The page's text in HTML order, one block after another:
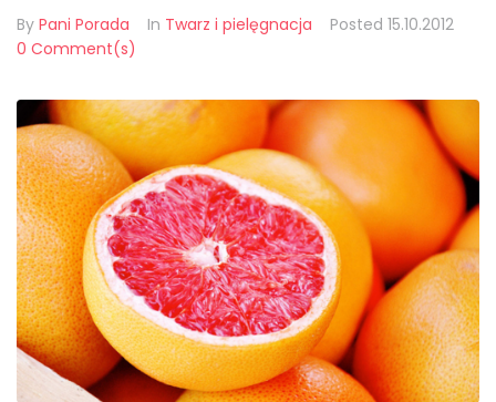
By Pani Porada In Twarz i pielęgnacja Posted 15.10.2012
0 Comment(s)